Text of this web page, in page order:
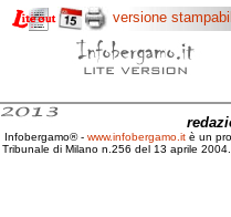
versione
Infobergamo® - www.infobergamo.it è un
di Milano n.256 del 13 aprile